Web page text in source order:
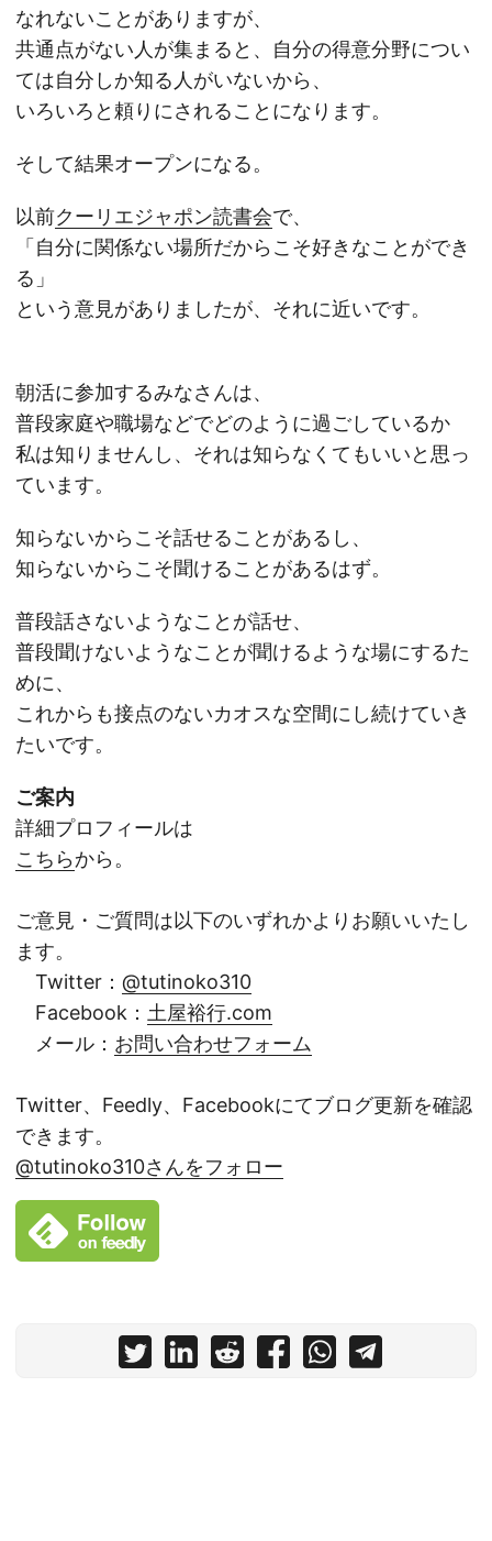
なれないことがありますが、
共通点がない人が集まると、自分の得意分野につい
ては自分しか知る人がいないから、
いろいろと頼りにされることになります。
そして結果オープンになる。
以前クーリエジャポン読書会で、
「自分に関係ない場所だからこそ好きなことができ
る」
という意見がありましたが、それに近いです。
朝活に参加するみなさんは、
普段家庭や職場などでどのように過ごしているか
私は知りませんし、それは知らなくてもいいと思っ
ています。
知らないからこそ話せることがあるし、
知らないからこそ聞けることがあるはず。
普段話さないようなことが話せ、
普段聞けないようなことが聞けるような場にするた
めに、
これからも接点のないカオスな空間にし続けていき
たいです。
ご案内
詳細プロフィールは
こちらから。
ご意見・ご質問は以下のいずれかよりお願いいたし
ます。
Twitter： @tutinoko310
Facebook： 土屋裕行.com
メール： お問い合わせフォーム
Twitter、Feedly、Facebookにてブログ更新を確認
できます。
@tutinoko310さんをフォロー